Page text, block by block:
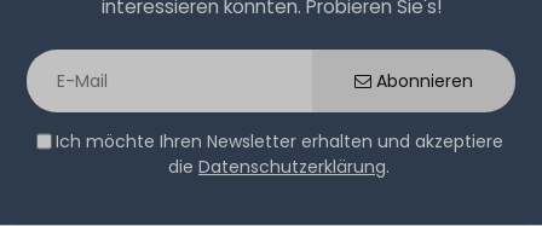
Paste - 1.5ml Tube - TG-A-015-R
1-2 Tage*
6,90 € *
interessieren könnten. Probieren Sie's!
Abonnieren
Ich möchte Ihren Newsletter erhalten und akzeptiere
die Datenschutzerklärung.